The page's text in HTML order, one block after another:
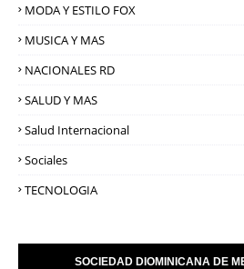
MODA Y ESTILO FOX
MUSICA Y MAS
NACIONALES RD
SALUD Y MAS
Salud Internacional
Sociales
TECNOLOGIA
SOCIEDAD DIOMINICANA DE